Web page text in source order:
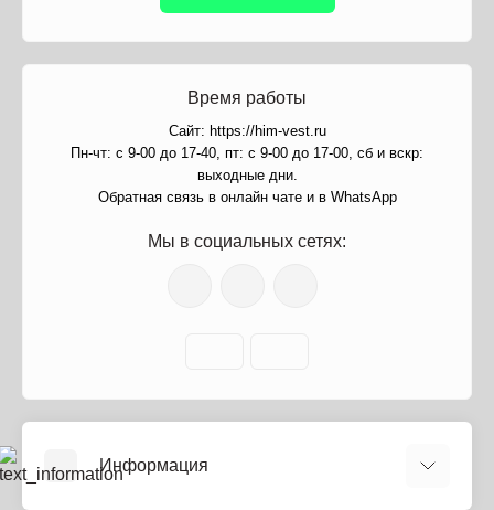
Время работы
Сайт: https://him-vest.ru
Пн-чт: с 9-00 до 17-40, пт: с 9-00 до 17-00, сб и вскр:
выходные дни.
Обратная связь в онлайн чате и в WhatsApp
Мы в социальных сетях:
Информация